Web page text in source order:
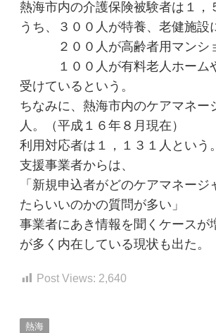
熱海市内の介護保険被験者は１，
うち、３００人が特養、老健施設
２００人が高齢者用マンシ
１００人が有料老人ホーム
受けているという。
ちなみに、熱海市内のケアマネー
人。（平成１６年８月現在）
利用対応者は１，１３１人という。
支援事業者からは、
「新規申込者がどのケアマネージ
たらいいのかの質問が多い」
事業者にあき情報を聞くケースが
が多く内在している現状も出た。
Post Views: 2,640
熱海